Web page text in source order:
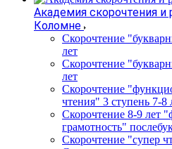
Академия скорочтения и
Коломне
Скорочтение
лет
Cкорочтение
лет
Скорочтение
чтения" 3 ступень 7-8
Скорочтение 8-9 лет
грамотность"
Скорочтение "супер